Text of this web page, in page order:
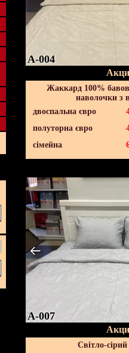
A-004
Жаккард 100%
наволочки з
двоспальна євро
полуторна євро
сімейна
A-007
Світло-